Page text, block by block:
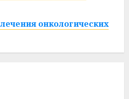
онкологических